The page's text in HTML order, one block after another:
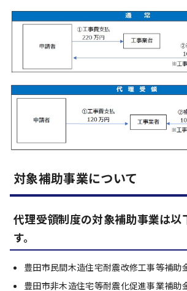
対象補助事業について
代理受領制度の対象補助事業は以
す。
豊田市民間木造住宅耐震改修工事等補助
豊田市非木造住宅等耐震化促進事業補助